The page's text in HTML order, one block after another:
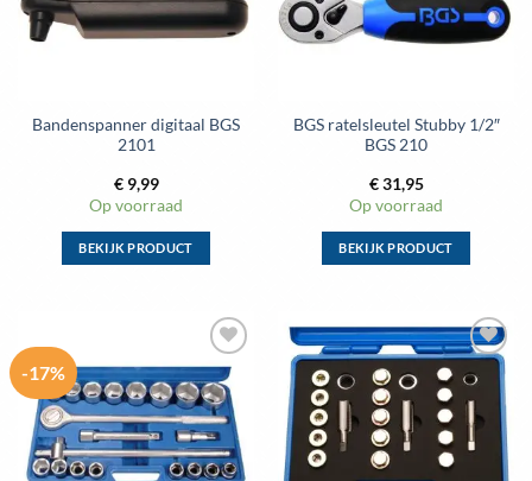
Bandenspanner digitaal BGS
2101
€9,99
Op voorraad
BEKIJK PRODUCT
variaties.
Deze
optie
kan
gekozen
BGS ratelsleutel Stubby 1/2″
BGS 210
€31,95
Op voorraad
BEKIJK PRODUCT
heeft
meerdere
variaties.
Deze
optie
kan
-17%
Toevoegen
aan
wenslijst
Toevoegen
aan
wenslijst